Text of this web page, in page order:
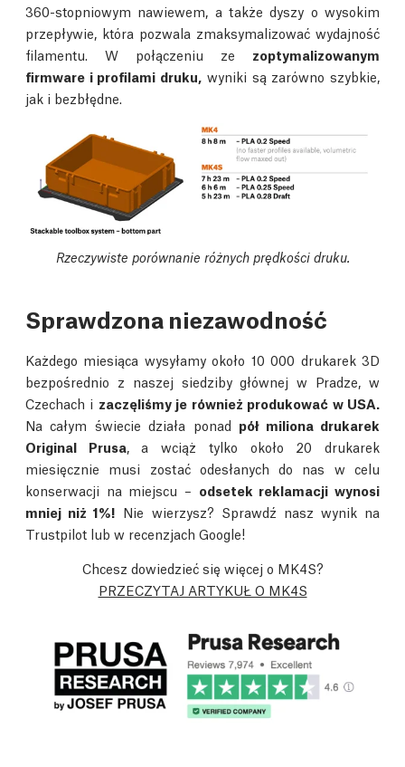
360-stopniowym nawiewem, a także dyszy o wysokim
przepływie, która pozwala zmaksymalizować wydajność
filamentu. W połączeniu ze zoptymalizowanym
firmware i profilami druku, wyniki są zarówno szybkie,
jak i bezbłędne.
Rzeczywiste porównanie różnych prędkości druku.
Sprawdzona niezawodność
Każdego miesiąca wysyłamy około 10 000 drukarek 3D
bezpośrednio z naszej siedziby głównej w Pradze, w
Czechach i zaczęliśmy je również produkować w USA.
Na całym świecie działa ponad pół miliona drukarek
Original Prusa , a wciąż tylko około 20 drukarek
miesięcznie musi zostać odesłanych do nas w celu
konserwacji na miejscu – odsetek reklamacji wynosi
mniej niż 1%! Nie wierzysz? Sprawdź nasz wynik na
Trustpilot lub w recenzjach Google!
Chcesz dowiedzieć się więcej o MK4S?
PRZECZYTAJ ARTYKUŁ O MK4S